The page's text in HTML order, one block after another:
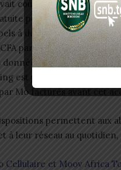
coûter jusqu’à 240 F CFA
pendant les trente
à des tarifs réduits : Le
par minute, contre 550
données internet à
est plafonné à 1,6 F CFA
par Mo facturés avant cet
permettent aux
à leur réseau au
Cellulaire et Moov Africa